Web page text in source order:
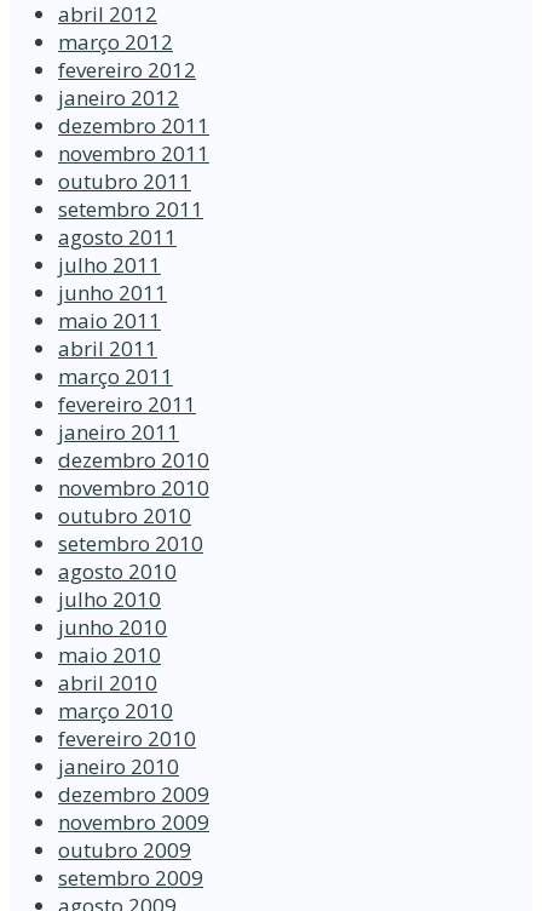
abril 2012
março 2012
fevereiro 2012
janeiro 2012
dezembro 2011
novembro 2011
outubro 2011
setembro 2011
agosto 2011
julho 2011
junho 2011
maio 2011
abril 2011
março 2011
fevereiro 2011
janeiro 2011
dezembro 2010
novembro 2010
outubro 2010
setembro 2010
agosto 2010
julho 2010
junho 2010
maio 2010
abril 2010
março 2010
fevereiro 2010
janeiro 2010
dezembro 2009
novembro 2009
outubro 2009
setembro 2009
agosto 2009